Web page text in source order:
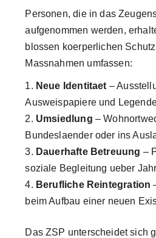
Personen, die in das
aufgenommen werden,
blossen koerperlichen
Massnahmen umfassen:
Neue Identitaet –
Ausweispapiere und
Umsiedlung –
Bundeslaender oder ins
Dauerhafte Betreuung –
soziale Begleitung ueber
Berufliche Reintegration
beim Aufbau einer neuen
Das ZSP unterscheidet sich